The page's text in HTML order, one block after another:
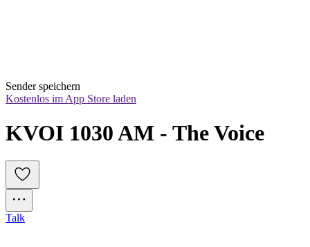
Sender speichern
Kostenlos im App Store laden
KVOI 1030 AM - The Voice
Talk